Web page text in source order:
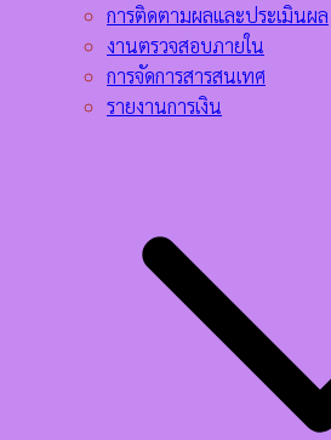
การติดตามผลและประเมินผล
งานตรวจสอบภายใน
การจัดการสารสนเทศ
รายงานการเงิน